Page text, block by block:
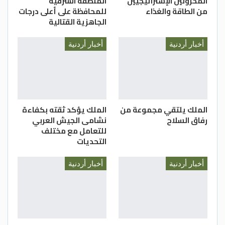
من الطاقة والغذاء للمحافظة على أعلى درجات
الجاهزية القتالية
أخبار أردنية
الملك يلتقي مجموعة من
رفاق السلاح
أخبار أردنية
الملك يؤكد ثقته بكفاءة
نشامى الجيش العربي
للتعامل مع مختلف
التحديات
أخبار أردنية أخبار أردنية